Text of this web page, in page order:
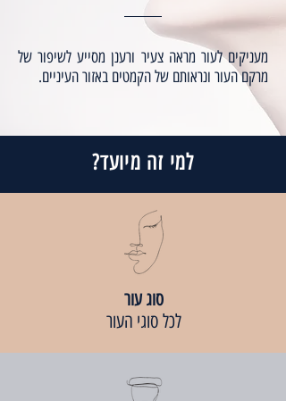
מעניקים לעור מראה צעיר ורענן מסייע לשיפור של
מרקם העור ונראותם של הקמטים באזור העיניים.
למי זה מיועד?
סוג עור
לכל סוגי העור